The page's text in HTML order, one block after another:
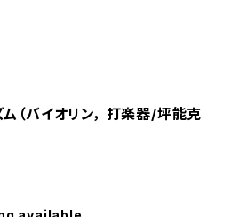
（バイオリン， 打楽器/坪能克